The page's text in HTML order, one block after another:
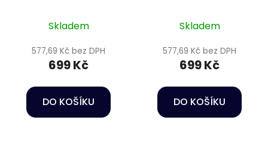
Skladem
577,69 Kč bez DPH
699 Kč
DO KOŠÍKU
Skladem
577,69 Kč bez DPH
699 Kč
DO KOŠÍKU